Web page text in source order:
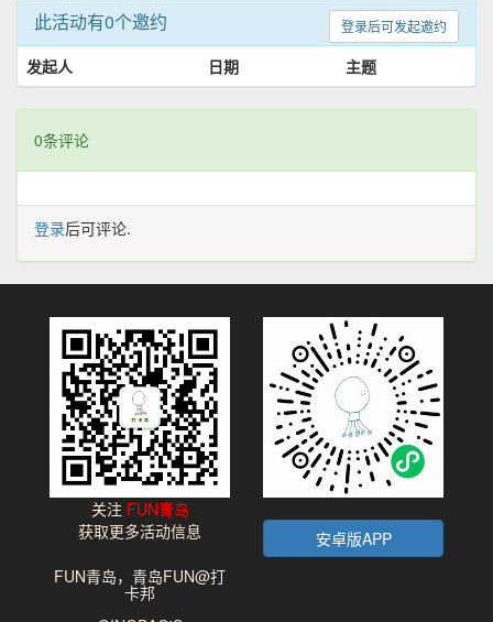
登录后可发起邀约
此活动有0个邀约
发起人 日期 主题
0条评论
登录后可评论.
关注 FUN青岛
获取更多活动信息
安卓版APP
FUN青岛，青岛FUN@打
卡邦